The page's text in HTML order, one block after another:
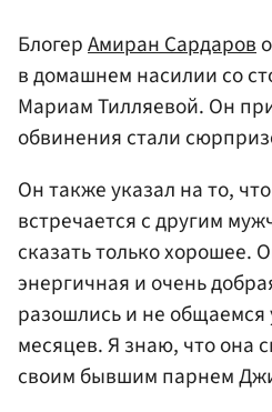
БлогерАмиран Сардаров
в домашнем насилии со
Мариам Тилляевой. Он
обвинения стали
Он также указал на то,
встречается с другим
сказать только хорошее.
энергичная и очень
разошлись и не общаемся
месяцев. Я знаю, что она
своим бывшим парнем